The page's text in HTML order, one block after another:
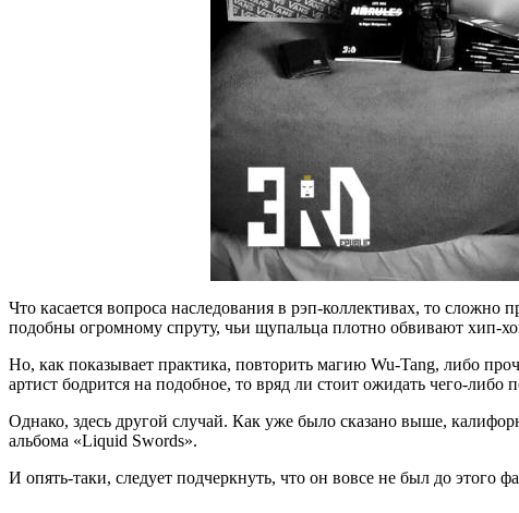
Что касается вопроса наследования в рэп-коллективах, то
подобны огромному спруту, чьи щупальца плотно обвивают хип-
Но, как показывает практика, повторить магию Wu-Tang, либо
артист бодрится на подобное, то вряд ли стоит ожидать чего-
Однако, здесь другой случай. Как уже было сказано выше,
альбома «Liquid Swords».
И опять-таки, следует подчеркнуть, что он вовсе не был до этого